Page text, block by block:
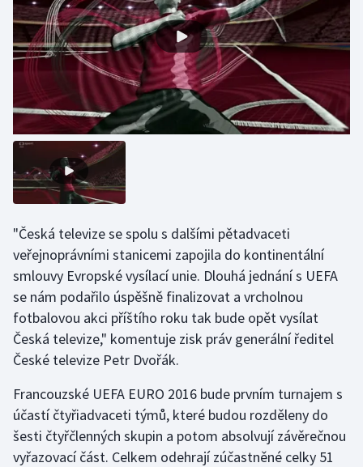
Házená
Jezdectví
Krasobruslení
Lezení
Lyže a snowboard
Moderní pětiboj
Motorsport
Olympijské hry
Parasport
Plavání
Plážový volejbal
"Česká televize se spolu s dalšími pětadvaceti
veřejnoprávními stanicemi zapojila do kontinentální
smlouvy Evropské vysílací unie. Dlouhá jednání s UEFA
se nám podařilo úspěšně finalizovat a vrcholnou
fotbalovou akci příštího roku tak bude opět vysílat
Česká televize," komentuje zisk práv generální ředitel
České televize Petr Dvořák.
Francouzské UEFA EURO 2016 bude prvním turnajem s
účastí čtyřiadvaceti týmů, které budou rozděleny do
šesti čtyřčlenných skupin a potom absolvují závěrečnou
vyřazovací část. Celkem odehrají zúčastněné celky 51